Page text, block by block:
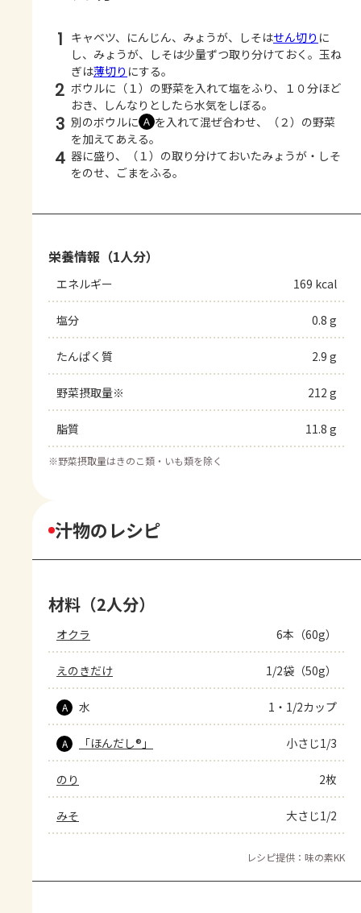
1 キャベツ、にんじん、みょうが、しそはせん切り に
し、みょうが、しそは少量ずつ取り分けておく。玉ね
ぎは薄切り にする。
2 ボウルに（１）の野菜を入れて塩をふり、１０分ほど
おき、しんなりとしたら水気をしぼる。
3 別のボウルに Ａ を入れて混ぜ合わせ、（２）の野菜
を加えてあえる。
4 器に盛り、（１）の取り分けておいたみょうが・しそ
をのせ、ごまをふる。
栄養情報（1人分）
エネルギー 169 kcal
塩分 0.8 g
たんぱく質 2.9 g
野菜摂取量※ 212 g
脂質 11.8 g
※野菜摂取量はきのこ類・いも類を除く
汁物のレシピ
材料（2人分）
オクラ 6本（60g）
えのきだけ 1/2袋（50g）
A 水 1・1/2カップ
A 「ほんだし®」 小さじ1/3
のり 2枚
みそ 大さじ1/2
レシピ提供：味の素KK